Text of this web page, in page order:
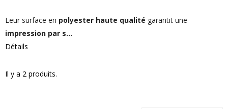
Leur surface en polyester haute qualité garantit une
impression par s...
Détails
Il y a 2 produits.